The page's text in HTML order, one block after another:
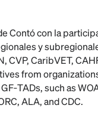
Contó con la
y
CVP, CaribVET,
from
‑TADs, such as
ALA, and CDC.